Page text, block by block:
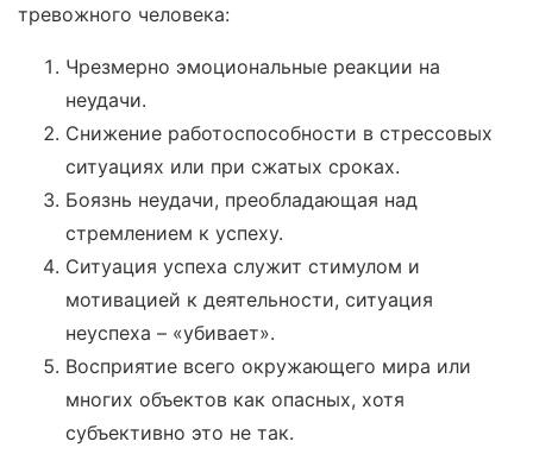
тревожного человека:
Чрезмерно эмоциональные реакции на
неудачи.
Снижение работоспособности в стрессовых
ситуациях или при сжатых сроках.
Боязнь неудачи, преобладающая над
стремлением к успеху.
Ситуация успеха служит стимулом и
мотивацией к деятельности, ситуация
неуспеха – «убивает».
Восприятие всего окружающего мира или
многих объектов как опасных, хотя
субъективно это не так.